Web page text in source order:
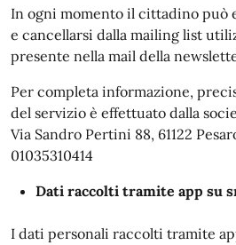
In ogni momento il cittadino
e cancellarsi dalla mailing list
presente nella mail della
Per completa informazione,
del servizio è effettuato dalla
Via Sandro Pertini 88, 61122
01035310414
Dati raccolti tramite app su
I dati personali raccolti tramite